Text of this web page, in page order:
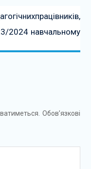
2024 навчальному
Обов’язкові